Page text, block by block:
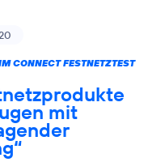
CONNECT FESTNETZTEST
mit